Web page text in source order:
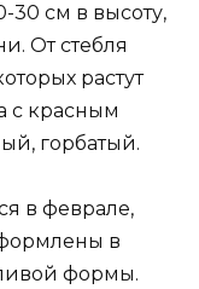
см в высоту,
От стебля
растут
с красным
горбатый.
в феврале,
в
формы.